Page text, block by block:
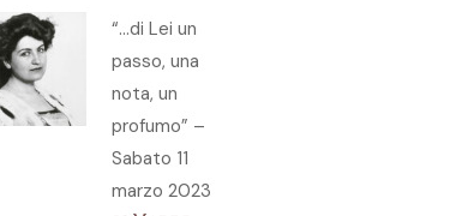
“…di Lei un
passo, una
nota, un
profumo” –
Sabato 11
marzo 2023